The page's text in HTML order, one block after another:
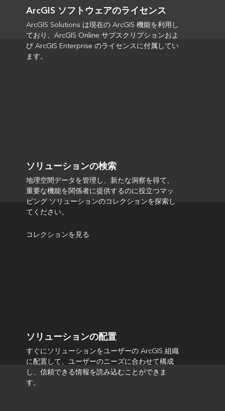
ArcGIS ソフトウェアのライセンス
ArcGIS Solutions は現在の ArcGIS 機能を利用し
ており、ArcGIS Online サブスクリプションおよ
び ArcGIS Enterprise のライセンスに付属してい
ます。
ソリューションの検索
地理空間データを管理し、新たな洞察を得て、
重要な機能を関係者に提供するのに役立つマッ
ピング ソリューションのコレクションを探索し
てください。
コレクションを見る
ソリューションの配置
すぐにソリューションをユーザーの ArcGIS 組織
に配置して、ユーザーのニーズに合わせて構成
し、信頼できる情報を読み込むことができま
す。